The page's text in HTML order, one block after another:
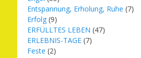
Entspannung, Erholung, Ruhe (7)
Erfolg (9)
ERFÜLLTES LEBEN (47)
ERLEBNIS-TAGE (7)
Feste (2)